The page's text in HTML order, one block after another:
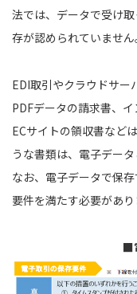
法では、データで受け
存が認められていません
EDI取引やクラウドサー
PDFデータの請求書、
ECサイトの領収書など
うな書類は、電子デー
なお、電子データで保
要件を満たす必要があり
■